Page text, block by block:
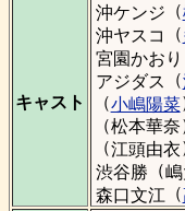
キャスト
沖ケンジ （
沖ヤスコ
（
宮園かおり
アジダス （
（小嶋陽菜
（松本華奈
（江頭由衣
渋谷勝 （
森口文江 （